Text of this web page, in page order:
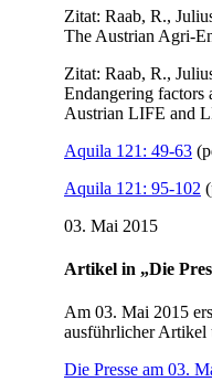
Zitat: Raab, R.,
The Austrian Agri-
Zitat: Raab, R.,
Endangering factors
Austrian LIFE and
Aquila 121: 49-63
Aquila 121: 95-102
03. Mai 2015
Artikel in „Die
Am 03. Mai 2015
ausführlicher Artikel
Die Presse am 03.